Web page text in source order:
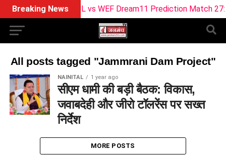
Breaking NewsSUL vs WEF Dream11 Prediction Match 27:
All posts tagged "Jammrani Dam Project"
NAINITAL 1 year ago
सीएम धामी की बड़ी बैठक: विकास,
जवाबदेही और जीरो टॉलरेंस पर सख्त
निर्देश
MORE POSTS